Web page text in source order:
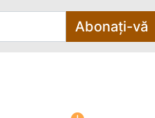
Abonați-vă